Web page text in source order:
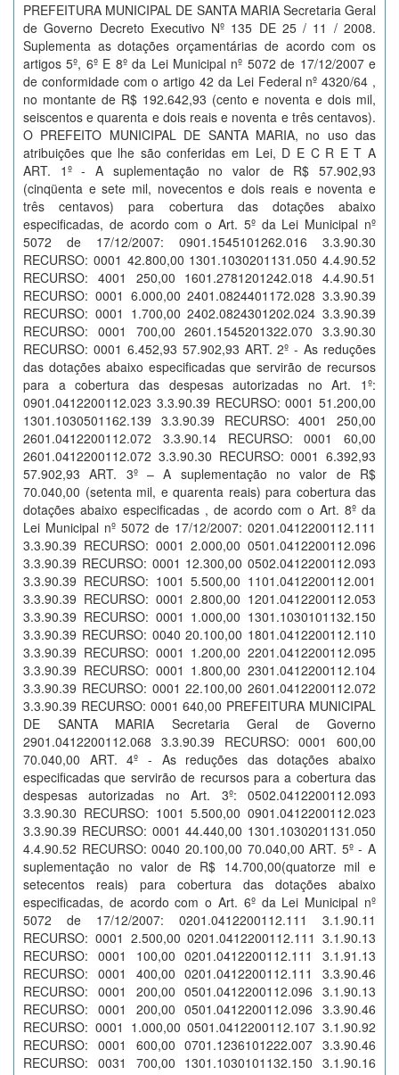
PREFEITURA MUNICIPAL DE SANTA MARIA Secretaria Geral
de Governo Decreto Executivo Nº 135 DE 25 / 11 / 2008.
Suplementa as dotações orçamentárias de acordo com os
artigos 5º, 6º E 8º da Lei Municipal nº 5072 de 17/12/2007 e
de conformidade com o artigo 42 da Lei Federal nº 4320/64 ,
no montante de R$ 192.642,93 (cento e noventa e dois mil,
seiscentos e quarenta e dois reais e noventa e três centavos).
O PREFEITO MUNICIPAL DE SANTA MARIA, no uso das
atribuições que lhe são conferidas em Lei, D E C R E T A
ART. 1º - A suplementação no valor de R$ 57.902,93
(cinqüenta e sete mil, novecentos e dois reais e noventa e
três centavos) para cobertura das dotações abaixo
especificadas, de acordo com o Art. 5º da Lei Municipal nº
5072 de 17/12/2007: 0901.1545101262.016 3.3.90.30
RECURSO: 0001 42.800,00 1301.1030201131.050 4.4.90.52
RECURSO: 4001 250,00 1601.2781201242.018 4.4.90.51
RECURSO: 0001 6.000,00 2401.0824401172.028 3.3.90.39
RECURSO: 0001 1.700,00 2402.0824301202.024 3.3.90.39
RECURSO: 0001 700,00 2601.1545201322.070 3.3.90.30
RECURSO: 0001 6.452,93 57.902,93 ART. 2º - As reduções
das dotações abaixo especificadas que servirão de recursos
para a cobertura das despesas autorizadas no Art. 1º:
0901.0412200112.023 3.3.90.39 RECURSO: 0001 51.200,00
1301.1030501162.139 3.3.90.39 RECURSO: 4001 250,00
2601.0412200112.072 3.3.90.14 RECURSO: 0001 60,00
2601.0412200112.072 3.3.90.30 RECURSO: 0001 6.392,93
57.902,93 ART. 3º – A suplementação no valor de R$
70.040,00 (setenta mil, e quarenta reais) para cobertura das
dotações abaixo especificadas , de acordo com o Art. 8º da
Lei Municipal nº 5072 de 17/12/2007: 0201.0412200112.111
3.3.90.39 RECURSO: 0001 2.000,00 0501.0412200112.096
3.3.90.39 RECURSO: 0001 12.300,00 0502.0412200112.093
3.3.90.39 RECURSO: 1001 5.500,00 1101.0412200112.001
3.3.90.39 RECURSO: 0001 2.800,00 1201.0412200112.053
3.3.90.39 RECURSO: 0001 1.000,00 1301.1030101132.150
3.3.90.39 RECURSO: 0040 20.100,00 1801.0412200112.110
3.3.90.39 RECURSO: 0001 1.200,00 2201.0412200112.095
3.3.90.39 RECURSO: 0001 1.800,00 2301.0412200112.104
3.3.90.39 RECURSO: 0001 22.100,00 2601.0412200112.072
3.3.90.39 RECURSO: 0001 640,00 PREFEITURA MUNICIPAL
DE SANTA MARIA Secretaria Geral de Governo
2901.0412200112.068 3.3.90.39 RECURSO: 0001 600,00
70.040,00 ART. 4º - As reduções das dotações abaixo
especificadas que servirão de recursos para a cobertura das
despesas autorizadas no Art. 3º: 0502.0412200112.093
3.3.90.30 RECURSO: 1001 5.500,00 0901.0412200112.023
3.3.90.39 RECURSO: 0001 44.440,00 1301.1030201131.050
4.4.90.52 RECURSO: 0040 20.100,00 70.040,00 ART. 5º - A
suplementação no valor de R$ 14.700,00(quatorze mil e
setecentos reais) para cobertura das dotações abaixo
especificadas, de acordo com o Art. 6º da Lei Municipal nº
5072 de 17/12/2007: 0201.0412200112.111 3.1.90.11
RECURSO: 0001 2.500,00 0201.0412200112.111 3.1.90.13
RECURSO: 0001 100,00 0201.0412200112.111 3.1.91.13
RECURSO: 0001 400,00 0201.0412200112.111 3.3.90.46
RECURSO: 0001 200,00 0501.0412200112.096 3.1.90.13
RECURSO: 0001 200,00 0501.0412200112.096 3.3.90.46
RECURSO: 0001 1.000,00 0501.0412200112.107 3.1.90.92
RECURSO: 0001 600,00 0701.1236101222.007 3.3.90.46
RECURSO: 0031 700,00 1301.1030101132.150 3.1.90.16